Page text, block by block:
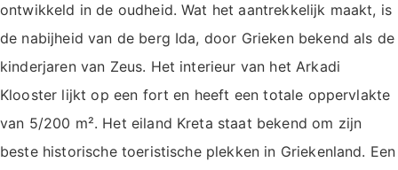
ontwikkeld in de oudheid. Wat het aantrekkelijk maakt, is
de nabijheid van de berg Ida, door Grieken bekend als de
kinderjaren van Zeus. Het interieur van het Arkadi
Klooster lijkt op een fort en heeft een totale oppervlakte
van 5/200 m². Het eiland Kreta staat bekend om zijn
beste historische toeristische plekken in Griekenland. Een